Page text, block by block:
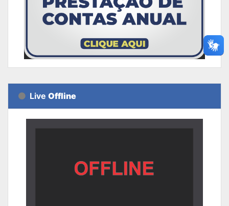
Live Offline